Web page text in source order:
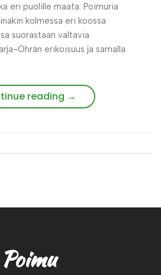
eri puolille maata. Poimuria
kolmessa eri koossa
suorastaan valtavia
Öhrän erikoisuus ja samalla
reading →
Poimu